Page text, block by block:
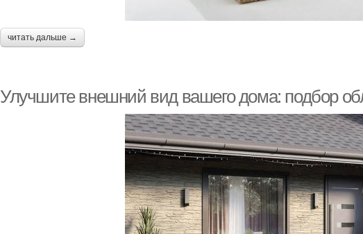
читать дальше →
Улучшите внешний вид вашего дома: подбор